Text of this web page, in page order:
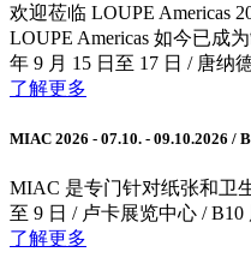
欢迎莅临 LOUPE Americas
LOUPE Americas 如今已成
年 9 月 15 日至 17 日 / 唐纳
了解更多
MIAC 2026 - 07.10. - 09.10.2026 /
MIAC 是专门针对纸张和卫
至 9 日 / 卢卡展览中心 / B10
了解更多